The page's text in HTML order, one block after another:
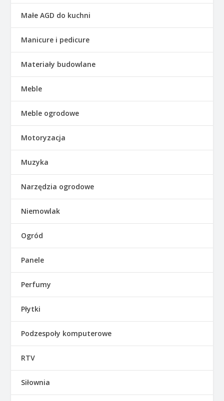
Małe AGD do kuchni
Manicure i pedicure
Materiały budowlane
Meble
Meble ogrodowe
Motoryzacja
Muzyka
Narzędzia ogrodowe
Niemowlak
Ogród
Panele
Perfumy
Płytki
Podzespoły komputerowe
RTV
Siłownia